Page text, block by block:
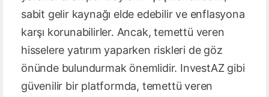
sabit gelir kaynağı elde edebilir ve enflasyona
karşı korunabilirler. Ancak, temettü veren
hisselere yatırım yaparken riskleri de göz
önünde bulundurmak önemlidir. InvestAZ gibi
güvenilir bir platformda, temettü veren